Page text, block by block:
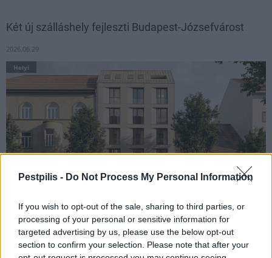
Pestpilis - Do Not Process My Personal Information
If you wish to opt-out of the sale, sharing to third parties, or
processing of your personal or sensitive information for
targeted advertising by us, please use the below opt-out
section to confirm your selection. Please note that after your
Két új szálláshely fejleszti Budapest-Józsefvárost
2026.06.29
Helyi
Jó választ ad Józsefváros az egyre terebélyesedő lakhatási
válságra azzal a két fejlesztéssel, amelyek hatására a József út